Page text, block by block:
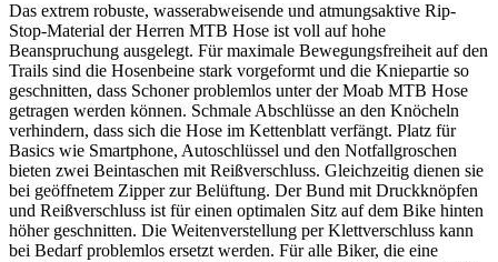
Das extrem robuste, wasserabweisende und atmungsaktive Rip-
Stop-Material der Herren MTB Hose ist voll auf hohe
Beanspruchung ausgelegt. Für maximale Bewegungsfreiheit auf den
Trails sind die Hosenbeine stark vorgeformt und die Kniepartie so
geschnitten, dass Schoner problemlos unter der Moab MTB Hose
getragen werden können. Schmale Abschlüsse an den Knöcheln
verhindern, dass sich die Hose im Kettenblatt verfängt. Platz für
Basics wie Smartphone, Autoschlüssel und den Notfallgroschen
bieten zwei Beintaschen mit Reißverschluss. Gleichzeitig dienen sie
bei geöffnetem Zipper zur Belüftung. Der Bund mit Druckknöpfen
und Reißverschluss ist für einen optimalen Sitz auf dem Bike hinten
höher geschnitten. Die Weitenverstellung per Klettverschluss kann
bei Bedarf problemlos ersetzt werden. Für alle Biker, die eine